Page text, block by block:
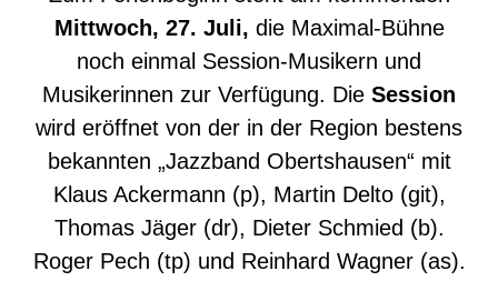
Mittwoch, 27. Juli, die Maximal-Bühne
noch einmal Session-Musikern und
Musikerinnen zur Verfügung. Die Session
wird eröffnet von der in der Region bestens
bekannten „Jazzband Obertshausen“ mit
Klaus Ackermann (p), Martin Delto (git),
Thomas Jäger (dr), Dieter Schmied (b).
Roger Pech (tp) und Reinhard Wagner (as).